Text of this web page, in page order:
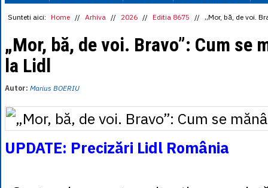
1 CHF= 5.2813
1 CNY = 0.6015
1 DKK
1 EGP
= 0.0860
= 0.2227
1 NOK= 0.4191
1 PLN= 1.1646
1 RSD= 0.0425
Sunteti aici: Home // Arhiva // 2026 // Editia 8675 // „Mor, bă, de voi.
„Mor, bă, de voi. Bravo”: Cum se
la Lidl
Autor: Marius BOERIU
UPDATE: Precizări Lidl România